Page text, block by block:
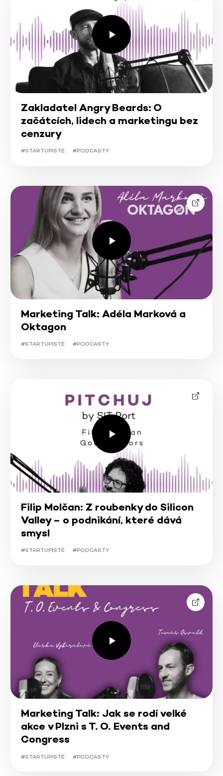
Zakladatel Angry Beards: O
začátcích, lidech a marketingu bez
cenzury
#STARTUPISTÉ #PODCASTY
Marketing Talk: Adéla Marková a
Oktagon
#STARTUPISTÉ #PODCASTY
Filip Molčan: Z roubenky do Silicon
Valley – o podnikání, které dává
smysl
#STARTUPISTÉ #PODCASTY
Marketing Talk: Jak se rodí velké
akce v Plzni s T. O. Events and
Congress
#STARTUPISTÉ #PODCASTY